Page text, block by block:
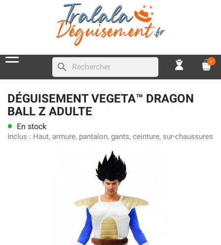
search 0
DÉGUISEMENT VEGETA™ DRAGON
BALL Z ADULTE
lens En stock
Inclus : Haut, armure, pantalon, gants, ceinture, sur-chaussures